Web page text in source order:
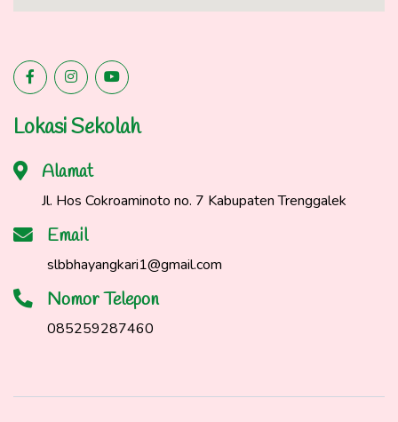
Lokasi Sekolah
Alamat
Jl. Hos Cokroaminoto no. 7 Kabupaten Trenggalek
Email
slbbhayangkari1@gmail.com
Nomor Telepon
085259287460